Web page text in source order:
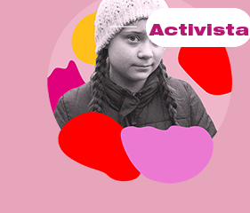
Activista